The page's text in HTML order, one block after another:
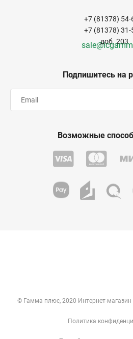
Подпишитесь на
+7 (81378) 54-
+7 (81378) 31-
доб. 203
Возможные
© Гамма плюс, 2020 Интернет-магазин
Политика